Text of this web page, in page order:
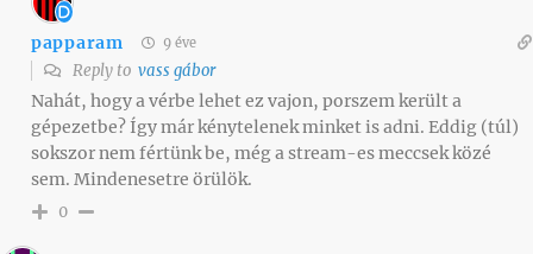
papparam 9 éve
Reply to vass gábor
Nahát, hogy a vérbe lehet ez vajon, porszem került a
gépezetbe? Így már kénytelenek minket is adni. Eddig (túl)
sokszor nem fértünk be, még a stream-es meccsek közé
sem. Mindenesetre örülök.
0